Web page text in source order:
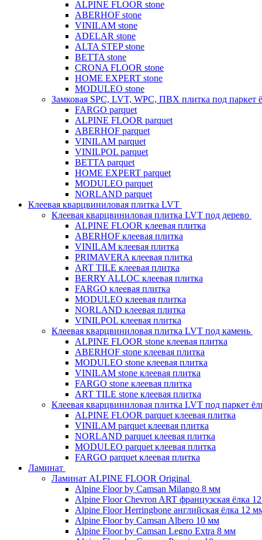
ALPINE FLOOR stone
ABERHOF stone
VINILAM stone
ADELAR stone
ALTA STEP stone
BETTA stone
CRONA FLOOR stone
HOME EXPERT stone
MODULEO stone
Замковая SPC, LVT, WPC, ПВХ плитка под паркет
FARGO parquet
ALPINE FLOOR parquet
ABERHOF parquet
VINILAM parquet
VINILPOL parquet
BETTA parquet
HOME EXPERT parquet
MODULEO parquet
NORLAND parquet
Клеевая кварцвиниловая плитка LVT
Клеевая кварцвиниловая плитка LVT под дерево
ALPINE FLOOR клеевая плитка
ABERHOF клеевая плитка
VINILAM клеевая плитка
PRIMAVERA клеевая плитка
ART TILE клеевая плитка
BERRY ALLOC клеевая плитка
FARGO клеевая плитка
MODULEO клеевая плитка
NORLAND клеевая плитка
VINILPOL клеевая плитка
Клеевая кварцвиниловая плитка LVT под камень
ALPINE FLOOR stone клеевая плитка
ABERHOF stone клеевая плитка
MODULEO stone клеевая плитка
VINILAM stone клеевая плитка
FARGO stone клеевая плитка
ART TILE stone клеевая плитка
Клеевая кварцвиниловая плитка LVT под паркет
ALPINE FLOOR parquet клеевая плитка
VINILAM parquet клеевая плитка
NORLAND parquet клеевая плитка
MODULEO parquet клеевая плитка
FARGO parquet клеевая плитка
Ламинат
Ламинат ALPINE FLOOR Original
Alpine Floor by Camsan Milango 8 мм
Alpine Floor Chevron ART французская ёлка
Alpine Floor Herringbone английская ёлка 12
Alpine Floor by Camsan Albero 10 мм
Alpine Floor by Camsan Legno Extra 8 мм